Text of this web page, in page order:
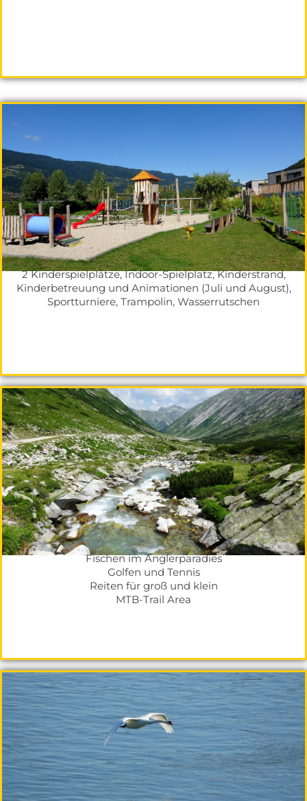
2 Kinderspielplätze, Indoor-Spielplatz, Kinderstrand,
Kinderbetreuung und Animationen (Juli und August),
Sportturniere, Trampolin, Wasserrutschen
Fischen im Anglerparadies
Golfen und Tennis
Reiten für groß und klein
MTB-Trail Area